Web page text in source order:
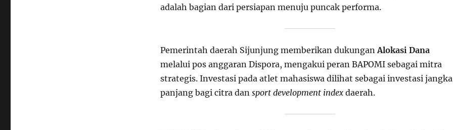
adalah bagian dari persiapan menuju puncak performa.
Pemerintah daerah Sijunjung memberikan dukunganAlokasi Dana
melalui pos anggaran Dispora, mengakui peran BAPOMI sebagai mitra
strategis. Investasi pada atlet mahasiswa dilihat sebagai investasi jangka
panjang bagi citra dan sport development indexdaerah.